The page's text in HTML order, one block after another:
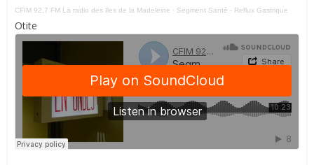
CFIM 92,7 FM La radio des Iles de la Madeleine · Segment Santé - Reflux Gastrique
Otite